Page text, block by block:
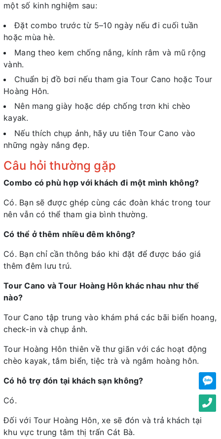
một số kinh nghiệm sau:
Đặt combo trước từ 5–10 ngày nếu đi cuối tuần
hoặc mùa hè.
Mang theo kem chống nắng, kính râm và mũ rộng
vành.
Chuẩn bị đồ bơi nếu tham gia Tour Cano hoặc Tour
Hoàng Hôn.
Nên mang giày hoặc dép chống trơn khi chèo
kayak.
Nếu thích chụp ảnh, hãy ưu tiên Tour Cano vào
những ngày nắng đẹp.
Câu hỏi thường gặp
Combo có phù hợp với khách đi một mình không?
Có. Bạn sẽ được ghép cùng các đoàn khác trong tour
nên vẫn có thể tham gia bình thường.
Có thể ở thêm nhiều đêm không?
Có. Bạn chỉ cần thông báo khi đặt để được báo giá
thêm đêm lưu trú.
Tour Cano và Tour Hoàng Hôn khác nhau như thế
nào?
Tour Cano tập trung vào khám phá các bãi biển hoang,
check-in và chụp ảnh.
Tour Hoàng Hôn thiên về thư giãn với các hoạt động
chèo kayak, tắm biển, tiệc trà và ngắm hoàng hôn.
Có hỗ trợ đón tại khách sạn không?
Có.
Đối với Tour Hoàng Hôn, xe sẽ đón và trả khách tại
khu vực trung tâm thị trấn Cát Bà.